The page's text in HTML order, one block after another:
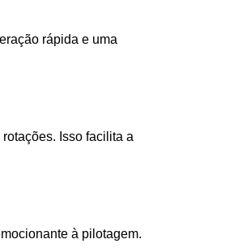
rápida e uma
Isso facilita a
à pilotagem.